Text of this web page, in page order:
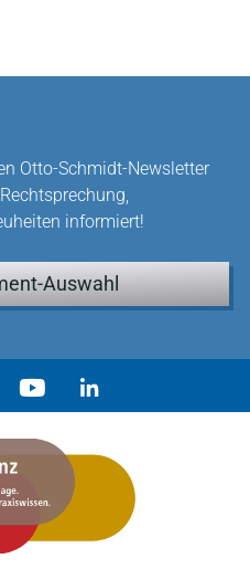
Otto-Schmidt-Newsletter
informiert!
Auswahl